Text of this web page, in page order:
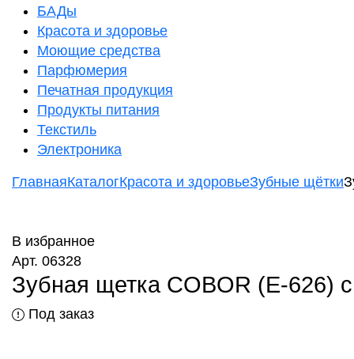
БАДы
Красота и здоровье
Моющие средства
Парфюмерия
Печатная продукция
Продукты питания
Текстиль
Электроника
ГлавнаяКаталогКрасота и здоровьеЗубные щётки
В избранное
Арт. 06328
Зубная щетка COBOR (E-626)
Под заказ